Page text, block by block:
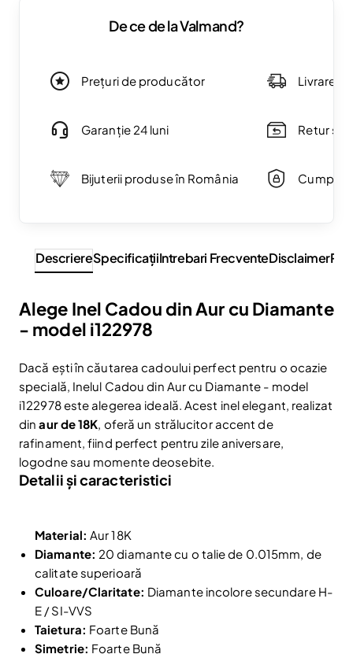
De ce de la Valmand?
Prețuri de producător
Garanție 24 luni
Bijuterii produse în România
Livrare
Retur
DescriereSpecificaţiiIntrebari FrecventeDisclaimer
Alege Inel Cadou din Aur cu Diamante
- model i122978
Dacă ești în căutarea cadoului perfect pentru o ocazie
specială, Inelul Cadou din Aur cu Diamante - model
i122978 este alegerea ideală. Acest inel elegant, realizat
dinaur de 18K , oferă un strălucitor accent de
rafinament, fiind perfect pentru zile aniversare,
logodne sau momente deosebite.
Detalii și caracteristici
Material: Aur 18K
Diamante: 20 diamante cu o talie de 0.015mm, de
calitate superioară
Culoare/Claritate: Diamante incolore secundare H-
E / SI-VVS
Taietura: Foarte Bună
Simetrie: Foarte Bună